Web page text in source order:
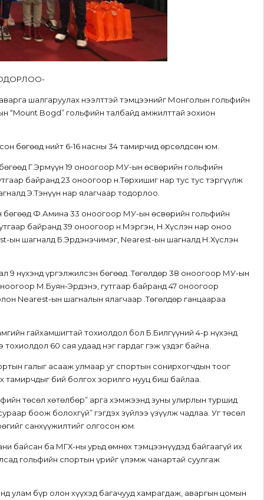
шалгаруулах нээлттэй тэмцээнийг Монголын гольфийн
“Mount Bogd” гольфийн талбайд амжилттай зохион
бөгөөд нийт 6-16 насны 34 тамирчид өрсөлдсөн юм.
Г.Эрмүүн 19 оноогоор МУ-ын өсвөрийн гольфийн
байранд 23 оноогоор н.Төрхишиг нар тус тус тэргүүлж
Э.Тэнүүн нар ялагчаар тодорлоо.
бөгөөд Ф.Амина 33 оноогоор МУ-ын өсвөрийн гольфийн
байранд 39 оноогоор н.Мэргэн, Н.Хүслэн нар оноо
ын шагналд Б.Эрдэнэчимэг, Nearest-ын шагналд Н.Хүслэн
9 нүхэнд үргэлжилсэн бөгөөд Ө.Төгөлдөр 38 оноогоор МУ-ын
М.Буян-Эрдэнэ, гутгаар байранд 47 оноогоор
Nearest-ын шагналын ялагчаар Ө.Төгөлдөр ганцаараа
гайхамшигтай тохиолдол бол Б.Билгүүний 4-р нүхэнд
60 сая удаад нэг гардаг гэж үздэг байна.
галыг асааж улмаар уг спортын сонирхогчдын тоог
бий болгох зорилго нууц биш байлаа.
төсөл хөтөлбөр” арга хэмжээнд зуны улирлын туршид
боож болохгүй” гэгдэх зүйлээ үзүүлж чадлаа. Уг төсөл
санхүүжилтийг олгосон юм.
байсан ба МГХ-ны урьд өмнөх тэмцээнүүдэд байгаагүй их
гольфийн спортын үрийг үлэмж чанартай суулгаж
улам бүр олон хүүхэд багачууд хамрагдаж, аваргын цомын